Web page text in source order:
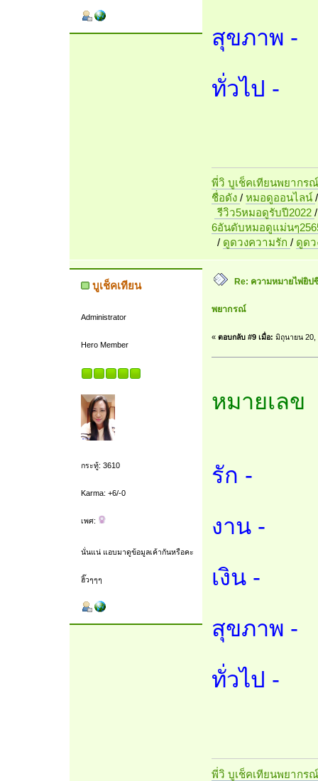
สุขภาพ -
ทั่วไป -
พี่วิ บูเช็คเทียนพยากร
ชื่อดัง / หมอดูออนไลน์
รีวิว5หมอดูรับปี2022
6อันดับหมอดูแม่นๆ
/ ดูดวงความรัก / ดูด
บูเช็คเทียน
Administrator
Hero Member
กระทู้: 3610
Karma: +6/-0
เพศ:
นั่นแน่ แอบมาดูข้อมูลเค้ากันหรือคะ
ฮิ๊วๆๆๆ
Re: ความหมายไพ่ยิป
พยากรณ์
« ตอบกลับ #9 เมื่อ: มิถุนายน 20,
หมายเลข
รัก -
งาน -
เงิน -
สุขภาพ -
ทั่วไป -
พี่วิ บูเช็คเทียนพยากร